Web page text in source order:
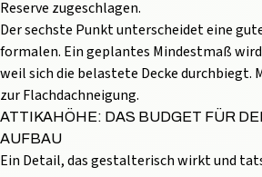
Reserve zugeschlagen.
Der sechste Punkt unterscheidet eine
formalen. Ein geplantes Mindestmaß
weil sich die belastete Decke durchbiegt.
zurFlachdachneigung.
ATTIKAHÖHE: DAS BUDGET FÜR
AUFBAU
Ein Detail, das gestalterisch wirkt und